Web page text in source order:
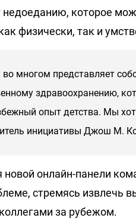
недоеданию, которое
физически, так и
во многом представляет
здравоохранению,
опыт детства. Мы
инициативы Джош М.
новой онлайн-панели
стремясь извлечь
за рубежом.